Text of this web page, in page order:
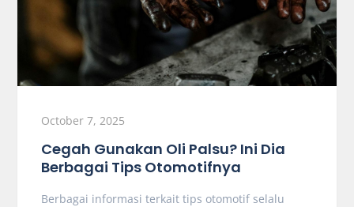
October 7, 2025
Cegah Gunakan Oli Palsu? Ini Dia
Berbagai Tips Otomotifnya
Berbagai informasi terkait tips otomotif selalu